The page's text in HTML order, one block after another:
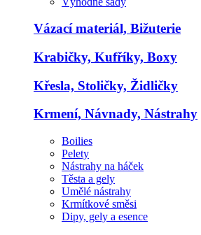
Vázací materiál, Bižuterie
Krabičky, Kufříky, Boxy
Křesla, Stoličky, Židličky
Krmení, Návnady, Nástrahy
Boilies
Pelety
Nástrahy na háček
Těsta a gely
Umělé nástrahy
Krmítkové směsi
Dipy, gely a esence